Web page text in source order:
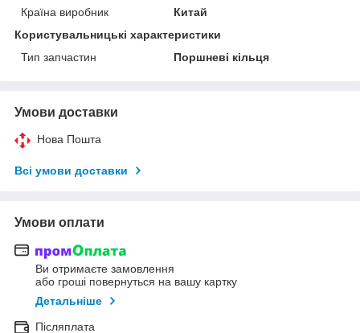
Країна виробник
Китай
Користувальницькі характеристики
Тип запчастин
Поршневі кільця
Умови доставки
Нова Пошта
Всі умови доставки
Умови оплати
Ви отримаєте замовлення
або гроші повернуться на вашу картку
Детальніше
Післяплата